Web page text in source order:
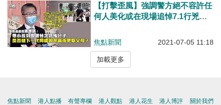
【打擊歪風】強調警方絕不容許任
何人美化或在現場追悼7.1行兇者
子 是否想下一代同樣因不滿而襲
焦點新聞 2021-07-05 11:18
加載更多
焦點新聞 港人點播
有聲專欄
港人觀點
港人花生
港人博評
關於我們